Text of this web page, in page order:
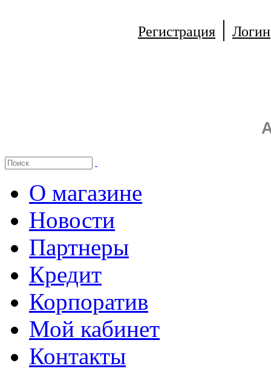
Регистрация | Логин
О магазине
Новости
Партнеры
Кредит
Корпоратив
Мой кабинет
Контакты